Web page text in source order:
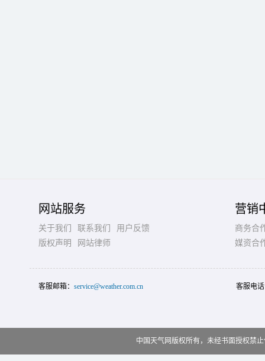
网站服务
关于我们 联系我们
用户反馈
版权声明
网站律师
营销
商务合
媒资合
客服邮箱： service@weather.com.cn 客服电
中国天气网版权所有，未经书面授权